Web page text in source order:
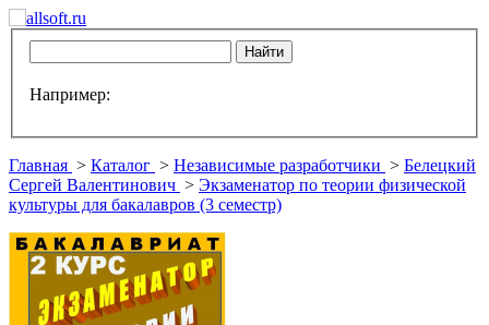
Например:
Главная > Каталог > Независимые разработчики > Белецкий
Сергей Валентинович > Экзаменатор по теории физической
культуры для бакалавров (3 семестр)